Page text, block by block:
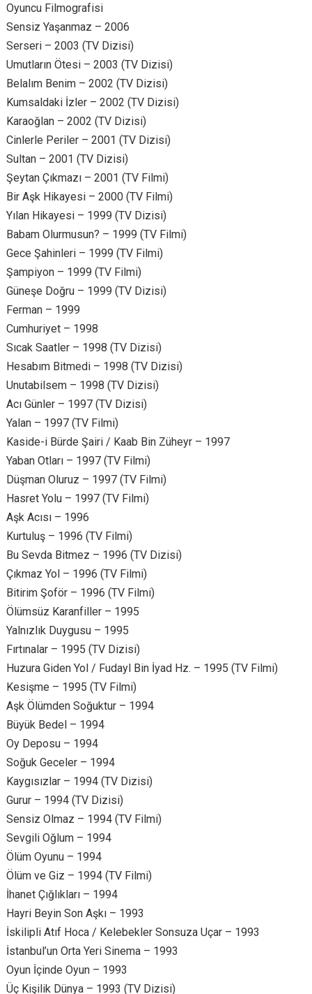
Oyuncu Filmografisi
Sensiz Yaşanmaz – 2006
Serseri – 2003 (TV Dizisi)
Umutların Ötesi – 2003 (TV Dizisi)
Belalım Benim – 2002 (TV Dizisi)
Kumsaldaki İzler – 2002 (TV Dizisi)
Karaoğlan – 2002 (TV Dizisi)
Cinlerle Periler – 2001 (TV Dizisi)
Sultan – 2001 (TV Dizisi)
Şeytan Çıkmazı – 2001 (TV Filmi)
Bir Aşk Hikayesi – 2000 (TV Filmi)
Yılan Hikayesi – 1999 (TV Dizisi)
Babam Olurmusun? – 1999 (TV Filmi)
Gece Şahinleri – 1999 (TV Filmi)
Şampiyon – 1999 (TV Filmi)
Güneşe Doğru – 1999 (TV Dizisi)
Ferman – 1999
Cumhuriyet – 1998
Sıcak Saatler – 1998 (TV Dizisi)
Hesabım Bitmedi – 1998 (TV Dizisi)
Unutabilsem – 1998 (TV Dizisi)
Acı Günler – 1997 (TV Dizisi)
Yalan – 1997 (TV Filmi)
Kaside-i Bürde Şairi / Kaab Bin Züheyr – 1997
Yaban Otları – 1997 (TV Filmi)
Düşman Oluruz – 1997 (TV Filmi)
Hasret Yolu – 1997 (TV Filmi)
Aşk Acısı – 1996
Kurtuluş – 1996 (TV Filmi)
Bu Sevda Bitmez – 1996 (TV Dizisi)
Çıkmaz Yol – 1996 (TV Filmi)
Bitirim Şoför – 1996 (TV Filmi)
Ölümsüz Karanfiller – 1995
Yalnızlık Duygusu – 1995
Fırtınalar – 1995 (TV Dizisi)
Huzura Giden Yol / Fudayl Bin İyad Hz. – 1995 (TV Filmi)
Kesişme – 1995 (TV Filmi)
Aşk Ölümden Soğuktur – 1994
Büyük Bedel – 1994
Oy Deposu – 1994
Soğuk Geceler – 1994
Kaygısızlar – 1994 (TV Dizisi)
Gurur – 1994 (TV Dizisi)
Sensiz Olmaz – 1994 (TV Filmi)
Sevgili Oğlum – 1994
Ölüm Oyunu – 1994
Ölüm ve Giz – 1994 (TV Filmi)
İhanet Çığlıkları – 1994
Hayri Beyin Son Aşkı – 1993
İskilipli Atıf Hoca / Kelebekler Sonsuza Uçar – 1993
İstanbul’un Orta Yeri Sinema – 1993
Oyun İçinde Oyun – 1993
Üç Kişilik Dünya – 1993 (TV Dizisi)